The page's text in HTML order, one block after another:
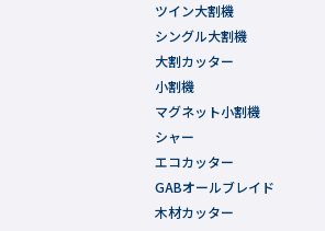
ツイン大割機
シングル大割機
大割カッター
小割機
マグネット小割機
シャー
エコカッター
GABオールブレイド
木材カッター